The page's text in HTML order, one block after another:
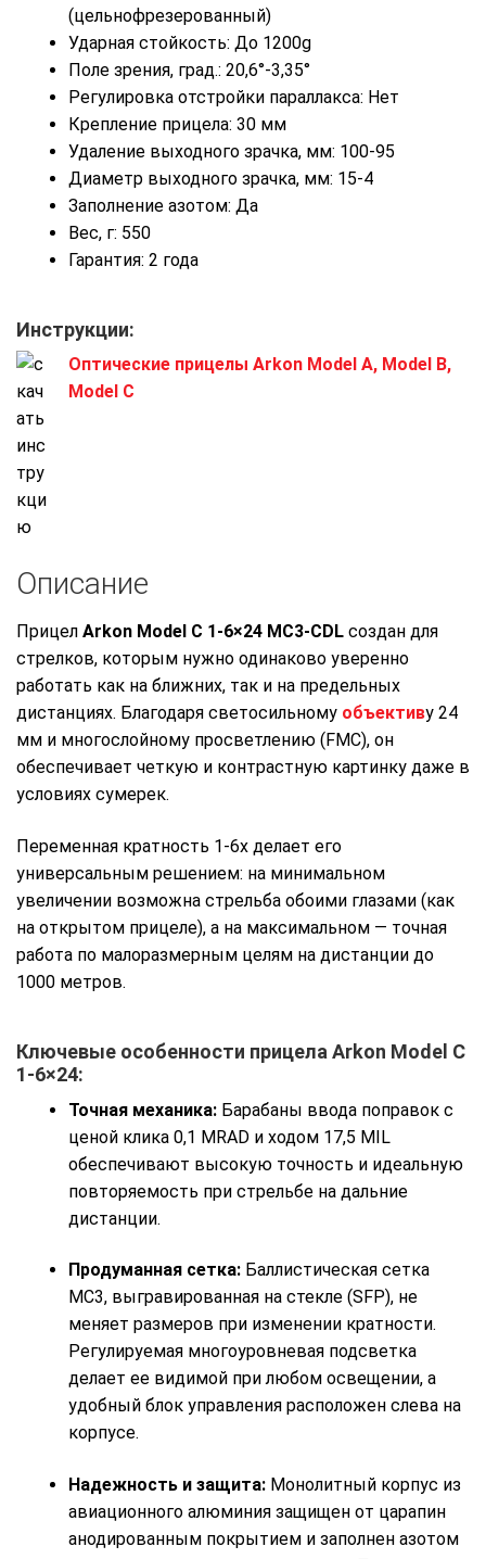
(цельнофрезерованный)
Ударная стойкость: До 1200g
Поле зрения, град.: 20,6°-3,35°
Регулировка отстройки параллакса: Нет
Крепление прицела: 30 мм
Удаление выходного зрачка, мм: 100-95
Диаметр выходного зрачка, мм: 15-4
Заполнение азотом: Да
Вес, г: 550
Гарантия: 2 года
Инструкции:
Оптические прицелы Arkon Model A, Model B,
Model C
Описание
Прицел Arkon Model C 1-6×24 MC3-CDL создан для
стрелков, которым нужно одинаково уверенно
работать как на ближних, так и на предельных
дистанциях. Благодаря светосильному объективу 24
мм и многослойному просветлению (FMC), он
обеспечивает четкую и контрастную картинку даже в
условиях сумерек.
Переменная кратность 1-6x делает его
универсальным решением: на минимальном
увеличении возможна стрельба обоими глазами (как
на открытом прицеле), а на максимальном — точная
работа по малоразмерным целям на дистанции до
1000 метров.
Ключевые особенности прицела Arkon Model C
1-6×24:
Точная механика: Барабаны ввода поправок с
ценой клика 0,1 MRAD и ходом 17,5 MIL
обеспечивают высокую точность и идеальную
повторяемость при стрельбе на дальние
дистанции.
Продуманная сетка: Баллистическая сетка
MC3, выгравированная на стекле (SFP), не
меняет размеров при изменении кратности.
Регулируемая многоуровневая подсветка
делает ее видимой при любом освещении, а
удобный блок управления расположен слева на
корпусе.
Надежность и защита: Монолитный корпус из
авиационного алюминия защищен от царапин
анодированным покрытием и заполнен азотом